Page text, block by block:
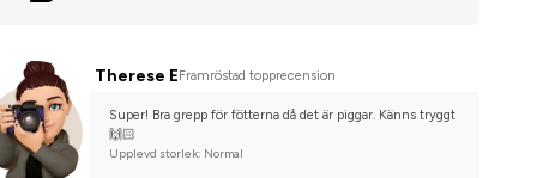
Therese EFramröstad topprecension
Super! Bra grepp för fötterna då det är piggar. Känns tryggt
🙌🏻
Upplevd storlek: Normal